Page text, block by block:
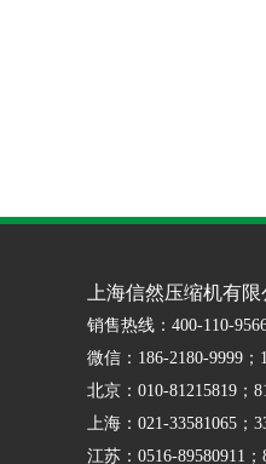
上海信然压缩机有限
销售热线：400-110-
微信：186-2180-9999；
北京：010-81215819
上海：021-33581065
江苏：0516-89580911